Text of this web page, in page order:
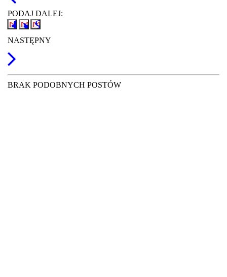
PODAJ DALEJ:
NASTĘPNY
BRAK PODOBNYCH POSTÓW